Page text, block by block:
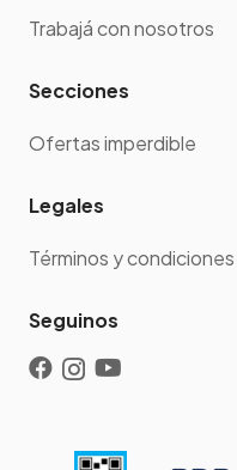
Trabajá con nosotros
Secciones
Ofertas imperdible
Legales
Términos y condiciones
Seguinos